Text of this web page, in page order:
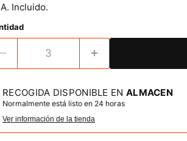
Incluido.
RECOGIDA DISPONIBLE EN ALMACEN
Normalmente está listo en 24 horas
Ver información de la tienda